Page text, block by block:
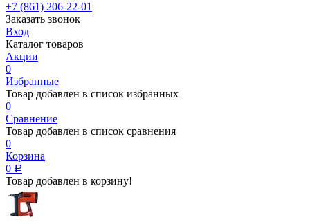
+7 (861) 206-22-01
Заказать звонок
Вход
Каталог товаров
Акции
0
Избранные
Товар добавлен в список избранных
0
Сравнение
Товар добавлен в список сравнения
0
Корзина
0 Р
Товар добавлен в корзину!